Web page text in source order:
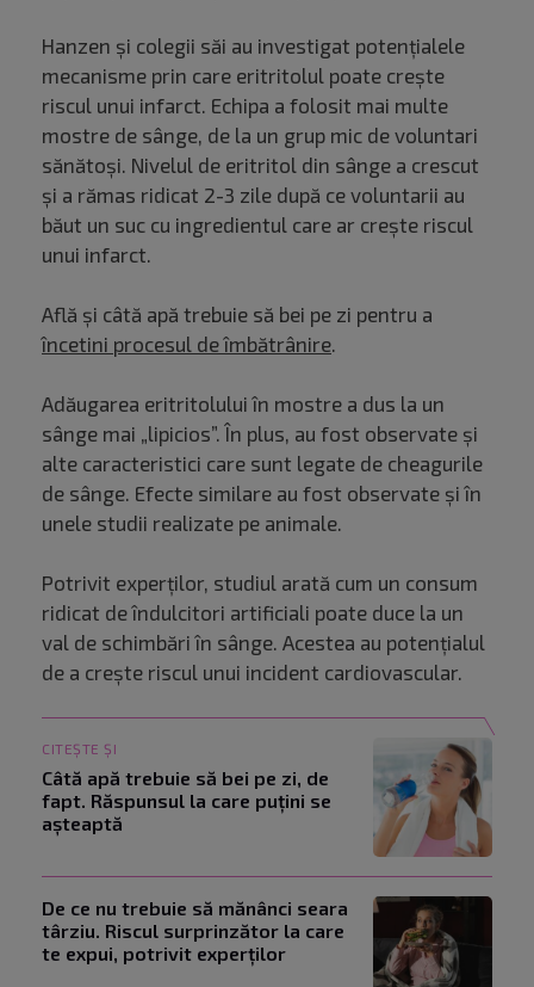
Hanzen și colegii săi au investigat potențialele
mecanisme prin care eritritolul poate crește
riscul unui infarct. Echipa a folosit mai multe
mostre de sânge, de la un grup mic de voluntari
sănătoși. Nivelul de eritritol din sânge a crescut
și a rămas ridicat 2-3 zile după ce voluntarii au
băut un suc cu ingredientul care ar crește riscul
unui infarct.
Află și câtă apă trebuie să bei pe zi pentru a
încetini procesul de îmbătrânire.
Adăugarea eritritolului în mostre a dus la un
sânge mai „lipicios”. În plus, au fost observate și
alte caracteristici care sunt legate de cheagurile
de sânge. Efecte similare au fost observate și în
unele studii realizate pe animale.
Potrivit experților, studiul arată cum un consum
ridicat de îndulcitori artificiali poate duce la un
val de schimbări în sânge. Acestea au potențialul
de a crește riscul unui incident cardiovascular.
CITEȘTE ȘI
Câtă apă trebuie să bei pe zi, de
fapt. Răspunsul la care puțini se
așteaptă
De ce nu trebuie să mănânci seara
târziu. Riscul surprinzător la care
te expui, potrivit experților